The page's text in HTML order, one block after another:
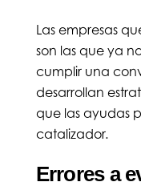
Las empresas
son las que ya
cumplir una
desarrollan
que las ayudas
catalizador.
Errores a